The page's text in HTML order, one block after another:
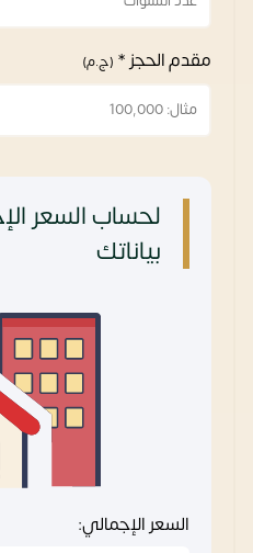
مقدم الحجز * (ج.م)
لحساب السعر
بياناتك
السعر الإجمالي: